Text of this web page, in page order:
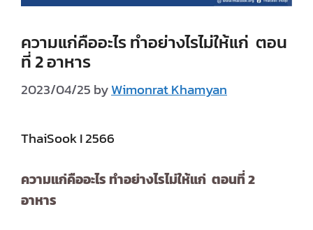
ความแก่คืออะไร ทำอย่างไรไม่ให้แก่ ตอน
ที่ 2 อาหาร
2023/04/25 byWimonrat Khamyan
ThaiSook I 2566
ความแก่คืออะไร ทำอย่างไรไม่ให้แก่ ตอนที่ 2
อาหาร